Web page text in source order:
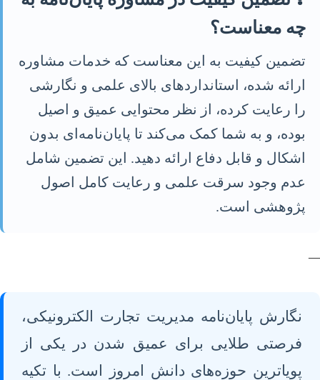
چه معناست؟
تضمین کیفیت به این معناست که خدمات مشاوره
ارائه شده، استانداردهای بالای علمی و نگارشی
را رعایت کرده، از نظر محتوایی عمیق و اصیل
بوده، و به شما کمک می‌کند تا پایان‌نامه‌ای بدون
اشکال و قابل دفاع ارائه دهید. این تضمین شامل
عدم وجود سرقت علمی و رعایت کامل اصول
پژوهشی است.
—
نگارش پایان‌نامه مدیریت تجارت الکترونیکی،
فرصتی طلایی برای عمیق شدن در یکی از
پویاترین حوزه‌های دانش امروز است. با تکیه